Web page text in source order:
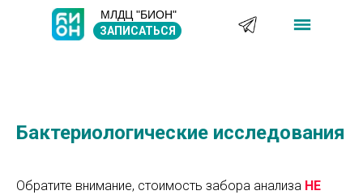
МЛДЦ "БИОН"
ЗАПИСАТЬСЯ
Бактериологические исследования
Обратите внимание, стоимость забора анализа НЕ